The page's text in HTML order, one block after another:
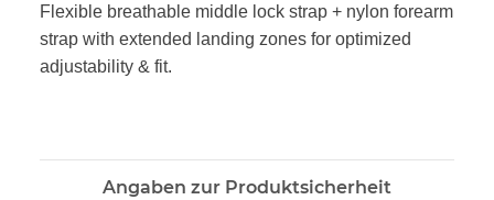
Flexible breathable middle lock strap + nylon forearm
strap with extended landing zones for optimized
adjustability & fit.
Angaben zur Produktsicherheit